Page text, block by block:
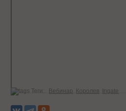
Теги: Вебинар Королев Ingate